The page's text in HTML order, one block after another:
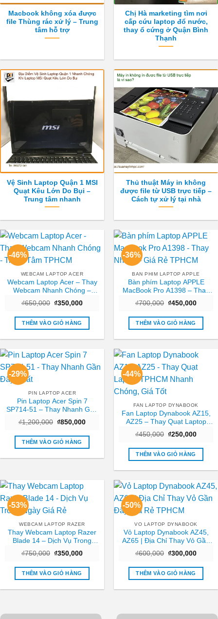
Macbook không xóa được
file Thùng rác xử lý – Trung
tâm hỗ trợ
Chị Hà marketing tìm nơi
cấp cứu laptop đổ nước,
thay ổ cứng ở Quận Bình
Thạnh
Vệ Sinh Laptop Quận 1 MSI
Quạt Kêu Lớn Do Bụi –
Trung tâm nhanh
Thủ thuật Máy in không
được file từ USB trực tiếp –
Cách tự xử lý tại nhà
-46%
WEBCAM LAPTOP ACER
Webcam Laptop Acer – Thay
Webcam Nhanh Chóng –
₫650,000 Giá
là:
₫650,000.
₫350,000Giá
tại
₫350,000.
THÊM VÀO GIỎ HÀNG
-36%
BAN PHIM LAPTOP APPLE
Bàn phím Laptop APPLE
MacBook Pro A1398 – Thay
₫700,000 Giá
là:
₫700,000.
₫450,000Giá
tại
THÊM VÀO GIỎ HÀNG
-29%
PIN LAPTOP ACER
Pin Laptop Acer Spin 7
SP714-51 – Thay Nhanh Gần
₫1,200,000 Giá
là:
₫1,200,000.
₫850,000Giá
tại
₫850,000.
THÊM VÀO GIỎ HÀNG
-44%
FAN LAPTOP DYNABOOK
Fan Laptop Dynabook AZ15,
AZ25 – Thay Quạt Laptop
Tốt
₫450,000 Giá
là:
₫450,000.
₫250,000Giá
tại
THÊM VÀO GIỎ HÀNG
-53%
WEBCAM LAPTOP RAZER
Thay Webcam Laptop Razer
Blade 14 – Dịch Vụ Trong
₫750,000 Giá
là:
₫750,000.
₫350,000Giá
tại
₫350,000.
THÊM VÀO GIỎ HÀNG
-50%
VO LAPTOP DYNABOOK
Vỏ Laptop Dynabook AZ45,
AZ65 | Địa Chỉ Thay Vỏ Gần
₫600,000 Giá
là:
₫600,000.
₫300,000Giá
tại
THÊM VÀO GIỎ HÀNG